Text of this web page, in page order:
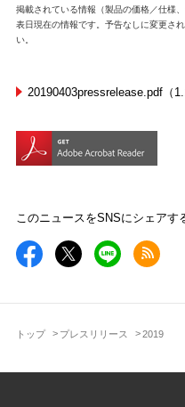
トップ プレスリリース 2019
掲載されている情報（製品の価格／仕様
表日現在の情報です。予告なしに変更さ
い。
20190403pressrelease.pdf（
このニュースをSNSにシェアす